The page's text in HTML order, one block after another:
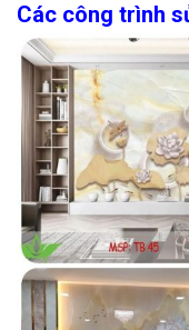
Các công trình